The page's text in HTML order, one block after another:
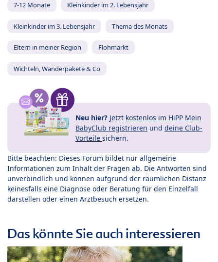
7-12 Monate Kleinkinder im 2. Lebensjahr
Kleinkinder im 3. Lebensjahr Thema des Monats
Eltern in meiner Region Flohmarkt
Wichteln, Wanderpakete & Co
Neu hier? Jetzt kostenlos im HiPP Mein
BabyClub registrieren und deine Club-
Vorteile sichern.
Bitte beachten: Dieses Forum bildet nur allgemeine
Informationen zum Inhalt der Fragen ab. Die Antworten sind
unverbindlich und können aufgrund der räumlichen Distanz
keinesfalls eine Diagnose oder Beratung für den Einzelfall
darstellen oder einen Arztbesuch ersetzen.
Das könnte Sie auch interessieren